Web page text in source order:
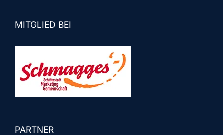
MITGLIED BEI
PARTNER